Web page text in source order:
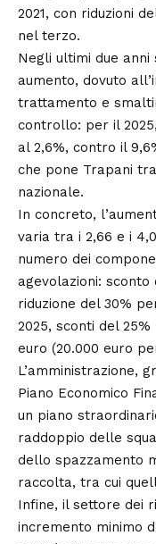
2021, con riduzioni
nel terzo.
Negli ultimi due
aumento, dovuto
trattamento e
controllo: per il
al 2,6%, contro il
che pone Trapani
nazionale.
In concreto,
varia tra i 2,66 e i
numero dei
agevolazioni: sconto
riduzione del 30%
2025, sconti del
euro (20.000 euro
L’amministrazione,
Piano Economico
un piano
raddoppio delle
dello spazzamento
raccolta, tra cui
Infine, il settore dei
incremento minimo